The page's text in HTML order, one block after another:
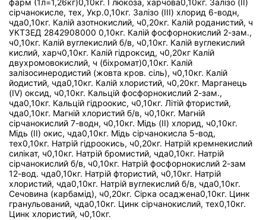
фарм (1л=1,26кг)0,10кг. Глюкоза, харчова0,10кг. Залізо (II)
сірчанокисле, тех, Укр.0,10кг. Залізо (III) хлорид 6-водн,
чда0,10кг. Калій азотнокислий, ч0,20кг. Калій роданистий, ч
УКТЗЕД 2842908000 0,10кг. Калій фосфорнокислий 2-зам.,
ч0,10кг. Калій вуглекислий б/в, ч0,10кг. Калій вуглекислий
кислий, харч0,10кг. Калій гідроксид, ч0,20кг Калій
двухромовокислий, ч (біхромат)0,10кг. Калій
залізосинеродистий (жовта кров. сіль), ч0,10кг. Калій
йодистий, чда0,10кг. Калій хлористий, ч0,20кг. Марганець
(IV) оксид, ч0,10кг. Кальцій фосфорнокислий 2-зам.,
чда0,10кг. Кальцій гідроокис, ч0,10кг. Літій фтористий,
чда0,10кг. Магній хлористий б/в, ч0,10кг. Магній
сірчанокислий 7-водн, ч0,10кг. Мідь (II) хлорид, ч0,10кг.
Мідь (II) окис, чда0,10кг. Мідь сірчанокисла 5-вод,
тех0,10кг. Натрій гідроокись, ч0,20кг. Натрій кремнекислий
силікат, ч0,10кг. Натрій бромистий, чда0,10кг. Натрій
сірчанокислий б/в, ч0,10кг. Натрій фосфорнокислий 2-зам
12-вод. чда0,10кг. Натрій фтористий, ч0,10кг. Натрій
хлористий, чда0,10кг. Натрій вуглекислий б/в, чда0,10кг.
Сечовина (карбамід), ч0,20кг. Сірка осаджена0,10кг. Цинк
гранульований, чда0,10кг. Цинк сірчанокислий, тех0,10кг.
Цинк хлористий, ч0,10кг.